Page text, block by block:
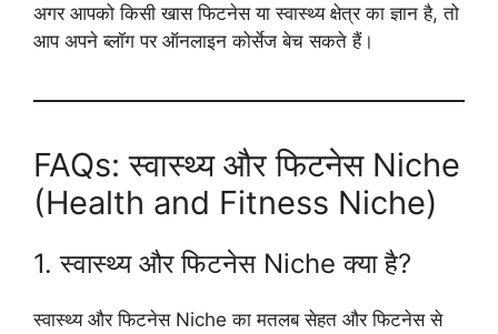
अगर आपको किसी खास फिटनेस या स्वास्थ्य क्षेत्र का ज्ञान है, तो
आप अपने ब्लॉग पर ऑनलाइन कोर्सेज बेच सकते हैं।
FAQs: स्वास्थ्य और फिटनेस Niche
(Health and Fitness Niche)
1. स्वास्थ्य और फिटनेस Niche क्या है?
स्वास्थ्य और फिटनेस Niche का मतलब सेहत और फिटनेस से